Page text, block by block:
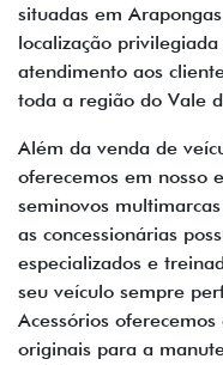
situadas em
localização
atendimento aos
toda a região do Vale
Além da venda de
oferecemos em nosso
seminovos
as concessionárias
especializados e
seu veículo sempre
Acessórios
originais para a